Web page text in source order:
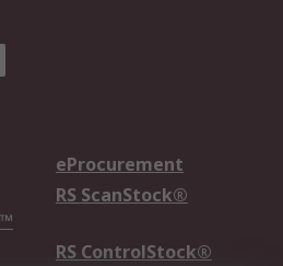
eProcurement
RS ScanStock®
RS ControlStock®